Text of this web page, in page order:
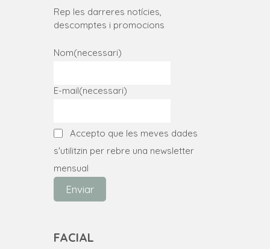
Rep les darreres notícies,
descomptes i promocions
Nom(necessari)
E-mail(necessari)
Accepto que les meves dades
s'utilitzin per rebre una newsletter
mensual
Enviar
FACIAL